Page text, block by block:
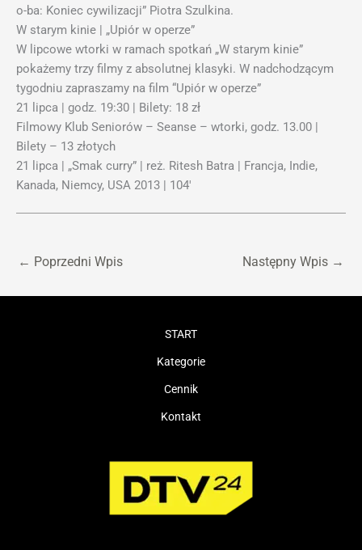
o-ba: Koniec cywilizacji” Piotra Szulkina.
W starym kinie | „Upiór w operze”
W lipcowe wtorki w ramach spotkań „W starym kinie”
pokażemy trzy filmy z absolutnej klasyki. W nadchodzącym
tygodniu zapraszamy na film “Upiór w operze”
21 lipca | godz. 19:30 | Bilety: 18 zł
Filmowy Klub Seniorów – Seanse – wtorki, godz. 13.00 |
Bilety – 13 złotych
21 lipca | „Smak curry” | reż. Ritesh Batra | Francja, Indie,
Kanada, Niemcy, USA 2013 | 104′
← Poprzedni Wpis Następny Wpis →
START
Kategorie
Cennik
Kontakt